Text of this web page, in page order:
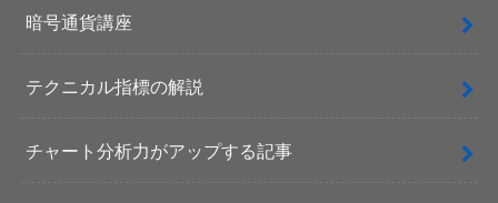
暗号通貨講座
テクニカル指標の解説
チャート分析力がアップする記事